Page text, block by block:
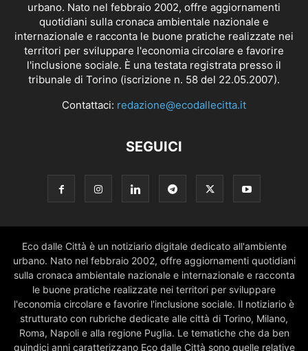
urbano. Nato nel febbraio 2002, offre aggiornamenti
quotidiani sulla cronaca ambientale nazionale e
internazionale e racconta le buone pratiche realizzate nei
territori per sviluppare l'economia circolare e favorire
l'inclusione sociale. È una testata registrata presso il
tribunale di Torino (iscrizione n. 58 del 22.05.2007).
Contattaci: redazione@ecodallecitta.it
SEGUICI
Eco dalle Città è un notiziario digitale dedicato all'ambiente
urbano. Nato nel febbraio 2002, offre aggiornamenti quotidiani
sulla cronaca ambientale nazionale e internazionale e racconta
le buone pratiche realizzate nei territori per sviluppare
l'economia circolare e favorire l'inclusione sociale. Il notiziario è
strutturato con rubriche dedicate alle città di Torino, Milano,
Roma, Napoli e alla regione Puglia. Le tematiche che da ben
quindici anni caratterizzano Eco dalle Città sono quelle relative